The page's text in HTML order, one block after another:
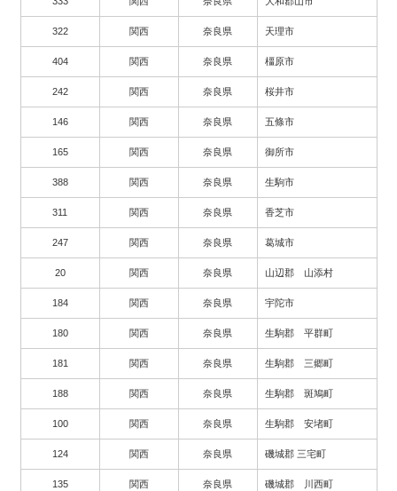
322 関西 奈良県 天理市
404 関西 奈良県 橿原市
242 関西 奈良県 桜井市
146 関西 奈良県 五條市
165 関西 奈良県 御所市
388 関西 奈良県 生駒市
311 関西 奈良県 香芝市
247 関西 奈良県 葛城市
20 関西 奈良県 山辺郡 山添村
184 関西 奈良県 宇陀市
180 関西 奈良県 生駒郡 平群町
181 関西 奈良県 生駒郡 三郷町
188 関西 奈良県 生駒郡 斑鳩町
100 関西 奈良県 生駒郡 安堵町
124 関西 奈良県 磯城郡 三宅町
135 関西 奈良県 磯城郡 川西町